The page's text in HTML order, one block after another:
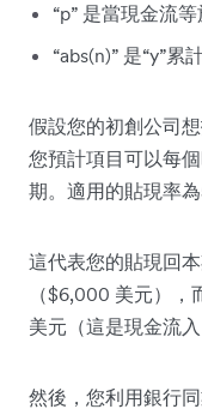
“p” 是當現金流
“abs(n)” 是“y”
假設您的初創公司
您預計項目可以每
期。適用的貼現率為
這代表您的貼現回
（$6,000 美元）
美元（這是現金流入
然後，您利用銀行